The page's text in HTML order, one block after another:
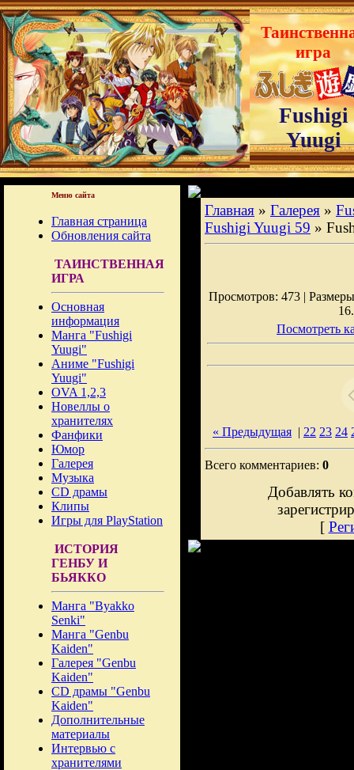
игра
Fushigi
Yuugi
Меню сайта
Главная страница
Обновления сайта
ТАИНСТВЕННАЯ
ИГРА
Основная
информация
Манга "Fushigi
Yuugi"
Аниме "Fushigi
Yuugi"
OVA 1,2,3
Новеллы о
хранителях
Фанфики
Юмор
Галерея
Музыка
CD драмы
Клипы
Игры для PlayStation
ИСТОРИЯ
ГЕНБУ И
БЬЯККО
Манга "Byakko
Senki"
Манга "Genbu
Kaiden"
Галерея "Genbu
Kaiden"
CD драмы "Genbu
Kaiden"
Дополнительные
материалы
Интервью с
хранителями
Главная » Галерея »
Fushigi Yuugi 59 »
Просмотров: 473 |
Посмотреть
« Предыдущая | 22 23 24
Всего комментариев: 0
Добавлять
[